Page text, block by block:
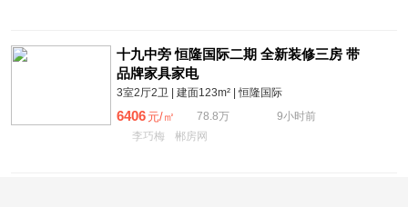
十九中旁 恒隆国际二期 全新装修三房 带
品牌家具家电
3室2厅2卫 | 建面123m² | 恒隆国际
6406 元/㎡ 78.8万
9小时前
李巧梅
郴房网